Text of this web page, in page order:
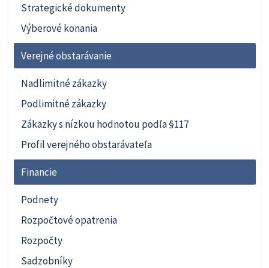
Strategické dokumenty
Výberové konania
Verejné obstarávanie
Nadlimitné zákazky
Podlimitné zákazky
Zákazky s nízkou hodnotou podľa §117
Profil verejného obstarávateľa
Financie
Podnety
Rozpočtové opatrenia
Rozpočty
Sadzobníky